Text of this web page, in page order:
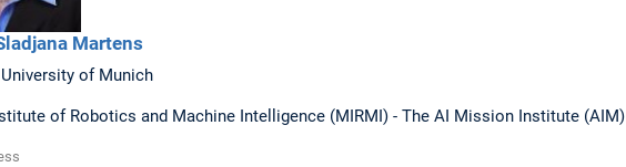
Martens
of Munich
of Robotics and Machine Intelligence (MIRMI) - The AI Mission Institute (AIM)